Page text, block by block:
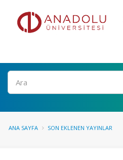
Ara
ANA SAYFA SON EKLENEN YAYINLAR